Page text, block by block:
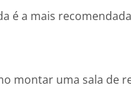
é a mais